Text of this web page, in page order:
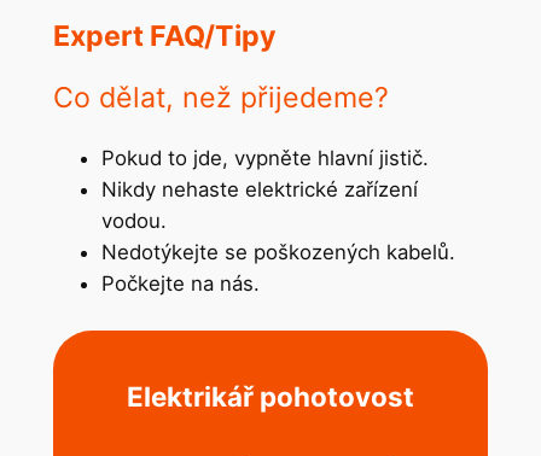
Expert FAQ/Tipy
Co dělat, než přijedeme?
Pokud to jde, vypněte hlavní jistič.
Nikdy nehaste elektrické zařízení
vodou.
Nedotýkejte se poškozených kabelů.
Počkejte na nás.
Elektrikář pohotovost